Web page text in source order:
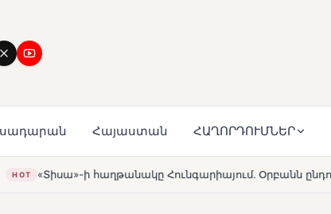
Հայաստան ՀԱՂՈՐԴՈՒՄՆԵՐ
Հունգարիայում․ Օրբանն ընդունեց պարտությունը